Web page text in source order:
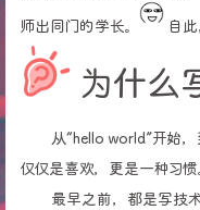
师出同门的学长。 自此
为什么
从“hello world”开始，
仅仅是喜欢，更是一种习惯
最早之前，都是写技术